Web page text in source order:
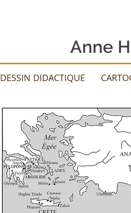
Anne
DESSIN DIDACTIQUE